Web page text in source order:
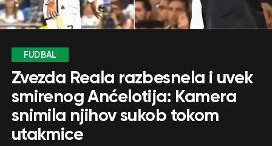
FUDBAL
Zvezda Reala razbesnela i uvek
smirenog Anćelotija: Kamera
snimila njihov sukob tokom
utakmice